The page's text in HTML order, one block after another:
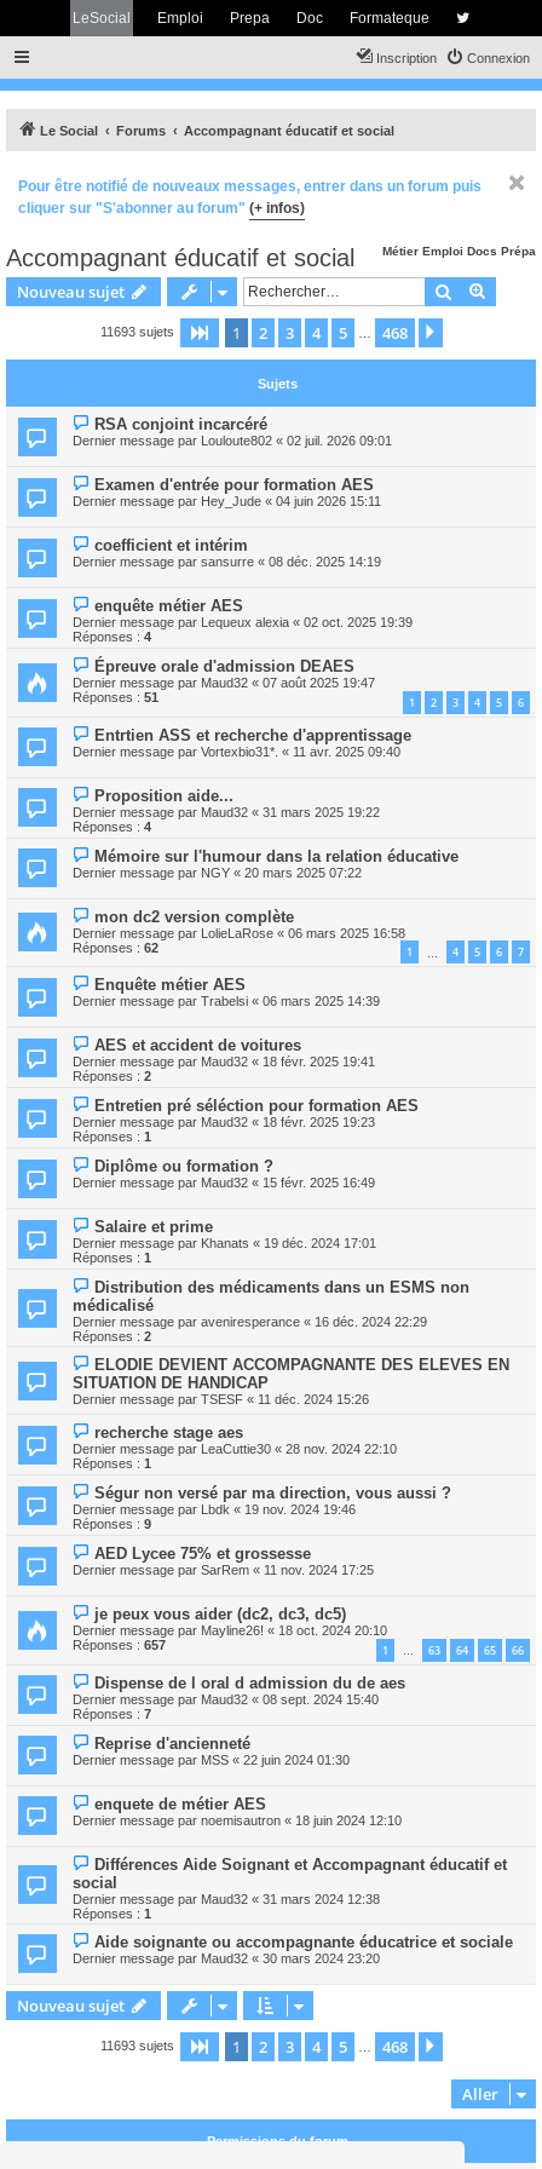
LeSocial Emploi Prepa Doc Formateque
Connexion
Inscription
Le Social Forums Accompagnant éducatif et social
Pour être notifié de nouveaux messages, entrer dans un forum puis
cliquer sur "S'abonner au forum" (+ infos)
Métier Emploi Docs Prépa
Accompagnant éducatif et social
Nouveau sujet Rechercher
11693 sujets Page 1sur468
1 2 3 4 5 468
Sujets
RSA conjoint incarcéré
Dernier message par Louloute802 « 02 juil. 2026 09:01
Examen d'entrée pour formation AES
Dernier message par Hey_Jude « 04 juin 2026 15:11
coefficient et intérim
Dernier message par sansurre « 08 déc. 2025 14:19
enquête métier AES
Dernier message par Lequeux alexia « 02 oct. 2025 19:39
Réponses : 4
Épreuve orale d'admission DEAES
Dernier message par Maud32 « 07 août 2025 19:47
Réponses : 51 1 2 3 4 5 6
Entrtien ASS et recherche d'apprentissage
Dernier message par Vortexbio31*. « 11 avr. 2025 09:40
Proposition aide...
Dernier message par Maud32 « 31 mars 2025 19:22
Réponses : 4
Mémoire sur l'humour dans la relation éducative
Dernier message par NGY « 20 mars 2025 07:22
mon dc2 version complète
Dernier message par LolieLaRose « 06 mars 2025 16:58
Réponses : 62 1 4 5 6 7
Enquête métier AES
Dernier message par Trabelsi « 06 mars 2025 14:39
AES et accident de voitures
Dernier message par Maud32 « 18 févr. 2025 19:41
Réponses : 2
Entretien pré séléction pour formation AES
Dernier message par Maud32 « 18 févr. 2025 19:23
Réponses : 1
Diplôme ou formation ?
Dernier message par Maud32 « 15 févr. 2025 16:49
Salaire et prime
Dernier message par Khanats « 19 déc. 2024 17:01
Réponses : 1
Distribution des médicaments dans un ESMS non
médicalisé
Dernier message par aveniresperance « 16 déc. 2024 22:29
Réponses : 2
ELODIE DEVIENT ACCOMPAGNANTE DES ELEVES EN
SITUATION DE HANDICAP
Dernier message par TSESF « 11 déc. 2024 15:26
recherche stage aes
Dernier message par LeaCuttie30 « 28 nov. 2024 22:10
Réponses : 1
Ségur non versé par ma direction, vous aussi ?
Dernier message par Lbdk « 19 nov. 2024 19:46
Réponses : 9
AED Lycee 75% et grossesse
Dernier message par SarRem « 11 nov. 2024 17:25
je peux vous aider (dc2, dc3, dc5)
Dernier message par Mayline26! « 18 oct. 2024 20:10
Réponses : 657 1 … 63 64 65 66
Dispense de l oral d admission du de aes
Dernier message par Maud32 « 08 sept. 2024 15:40
Réponses : 7
Reprise d'ancienneté
Dernier message par MSS « 22 juin 2024 01:30
enquete de métier AES
Dernier message par noemisautron « 18 juin 2024 12:10
Différences Aide Soignant et Accompagnant éducatif et
social
Dernier message par Maud32 « 31 mars 2024 12:38
Réponses : 1
Aide soignante ou accompagnante éducatrice et sociale
Dernier message par Maud32 « 30 mars 2024 23:20
Nouveau sujet
11693 sujets Page 1sur468
1 2 3 4 5 468
Aller
Permissions du forum